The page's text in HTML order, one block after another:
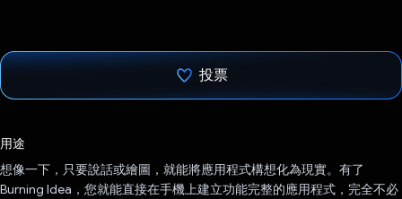
投票
用途
想像一下，只要說話或繪圖，就能將應用程式構想化為現實。有了
Burning Idea，您就能直接在手機上建立功能完整的應用程式，完全不必